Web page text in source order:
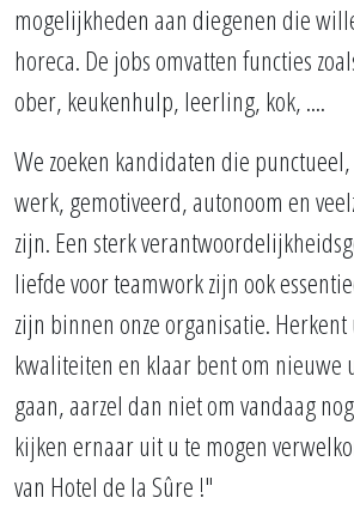
mogelijkheden aan diegenen die
horeca. De jobs omvatten functies
ober, keukenhulp, leerling, kok, ....
We zoeken kandidaten die
werk, gemotiveerd, autonoom en
zijn. Een sterk
liefde voor teamwork zijn ook
zijn binnen onze organisatie. Herkent
kwaliteiten en klaar bent om nieuwe
gaan, aarzel dan niet om vandaag
kijken ernaar uit u te mogen
van Hotel de la Sûre !"